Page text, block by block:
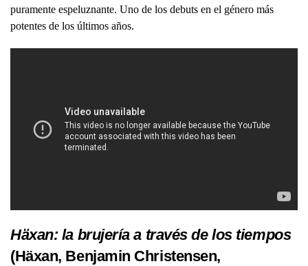
puramente espeluznante. Uno de los debuts en el género más
potentes de los últimos años.
Häxan: la brujería a través de los tiempos
(Häxan, Benjamin Christensen,